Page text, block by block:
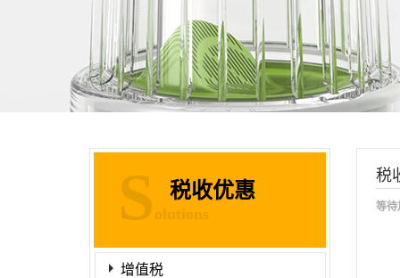
税收优惠
S olutions
增值税
税
等待